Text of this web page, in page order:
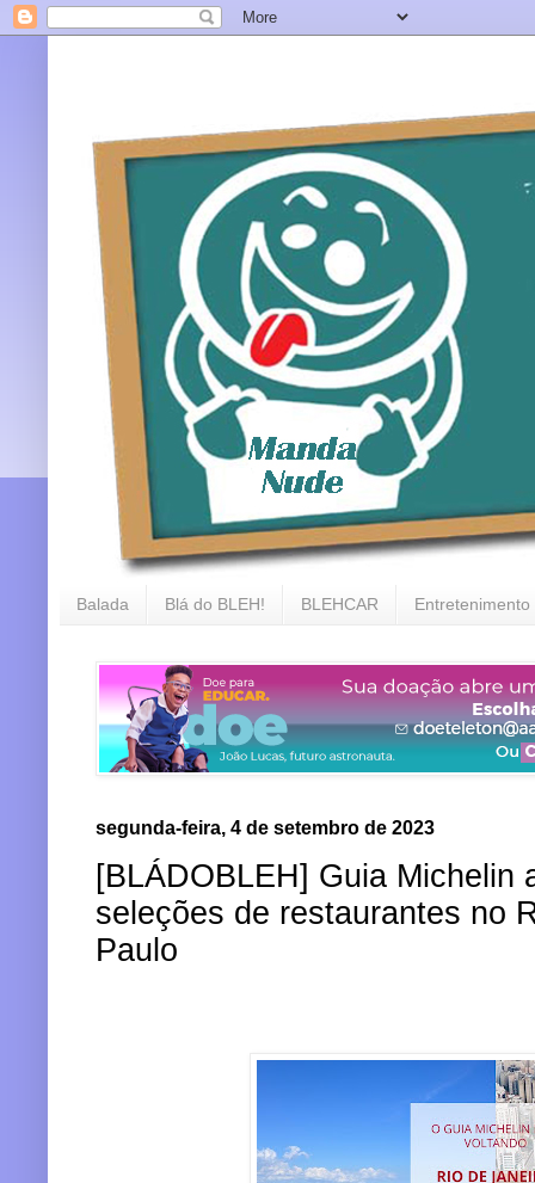
Balada Blá do BLEH! BLEHCAR Entretenimento
segunda-feira, 4 de setembro de 2023
[BLÁDOBLEH] Guia Michelin
seleções de restaurantes no
Paulo